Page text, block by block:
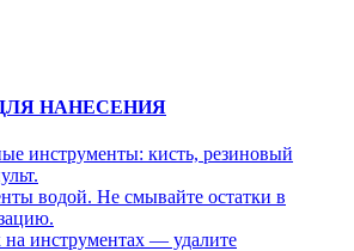
НАНЕСЕНИЯ
инструменты: кисть, резиновый
водой. Не смывайте остатки в
на инструментах — удалите